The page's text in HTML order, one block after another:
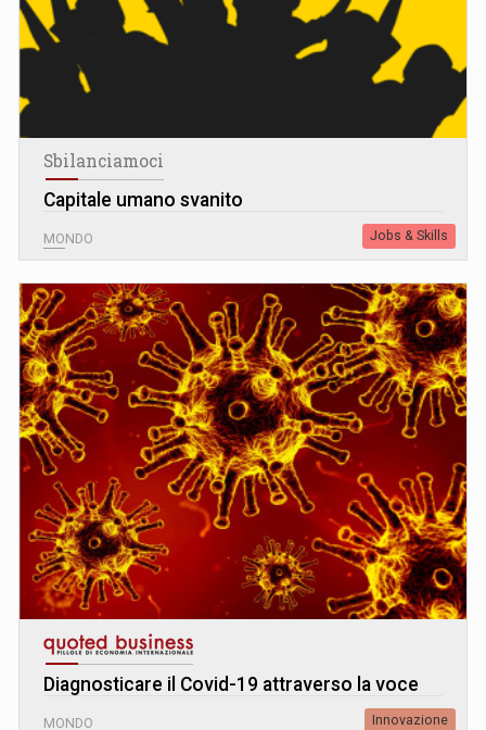
Sbilanciamoci
Capitale umano svanito
MONDO Jobs & Skills
Diagnosticare il Covid-19 attraverso la voce
MONDO Innovazione